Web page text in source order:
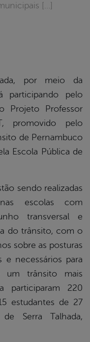
[…]
por meio da
participando pelo
Projeto Professor
promovido pelo
de Pernambuco
Escola Pública de
sendo realizadas
escolas com
transversal e
do trânsito, com o
sobre as posturas
e necessários para
um trânsito mais
participaram 220
estudantes de 27
Serra Talhada,